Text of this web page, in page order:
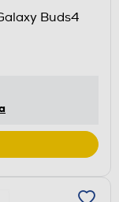
Buds4